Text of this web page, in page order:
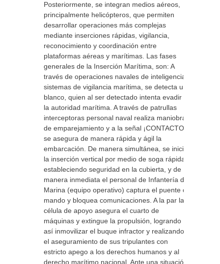
Posteriormente, se integran medios aéreos,
principalmente helicópteros, que permiten
desarrollar operaciones más complejas
mediante inserciones rápidas, vigilancia,
reconocimiento y coordinación entre
plataformas aéreas y marítimas. Las fases
generales de la Inserción Marítima, son: A
través de operaciones navales de inteligencia y
sistemas de vigilancia marítima, se detecta un
blanco, quien al ser detectado intenta evadir a
la autoridad marítima. A través de patrullas
interceptoras personal naval realiza maniobras
de emparejamiento y a la señal ¡CONTACTO!
se asegura de manera rápida y ágil la
embarcación. De manera simultánea, se inicia
la inserción vertical por medio de soga rápida,
estableciendo seguridad en la cubierta, y de
manera inmediata el personal de Infantería de
Marina (equipo operativo) captura el puente de
mando y bloquea comunicaciones. A la par la
célula de apoyo asegura el cuarto de
máquinas y extingue la propulsión, logrando
así inmovilizar el buque infractor y realizando
el aseguramiento de sus tripulantes con
estricto apego a los derechos humanos y al
derecho marítimo nacional. Ante una situación